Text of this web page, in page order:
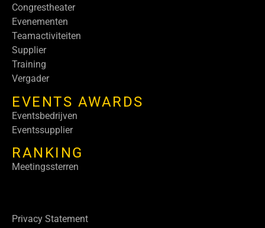
Congrestheater
Evenementen
Teamactiviteiten
Supplier
Training
Vergader
EVENTS AWARDS
Eventsbedrijven
Eventssupplier
RANKING
Meetingssterren
Privacy Statement